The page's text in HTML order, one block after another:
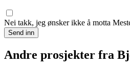
Nei takk, jeg ønsker ikke å motta
Send inn
Andre prosjekter fra